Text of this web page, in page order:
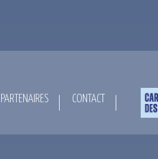
PARTENAIRES CONTACT